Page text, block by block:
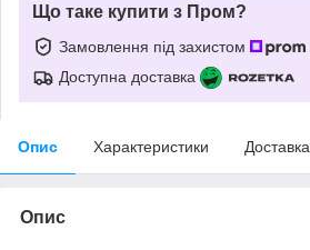
Що таке купити з Пром?
Замовлення під захистом
Доступна доставка
Опис Характеристики Доставка
Опис